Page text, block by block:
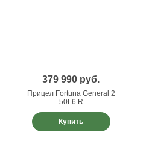
379 990 руб.
Прицел Fortuna General 2
50L6 R
Купить